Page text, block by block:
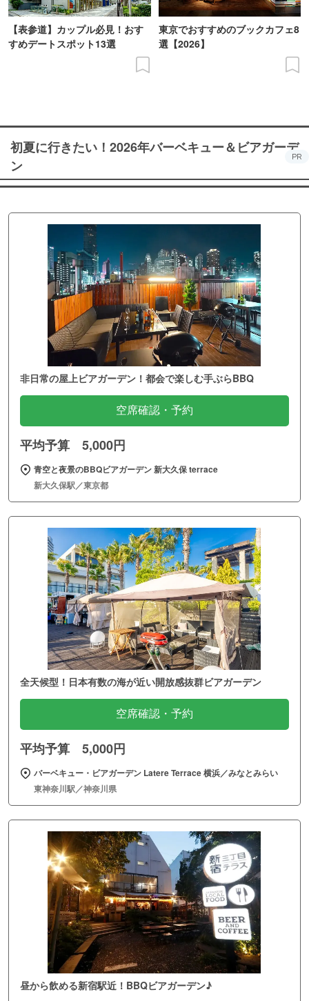
【表参道】カップル必見！おす
すめデートスポット13選
東京でおすすめのブックカフェ8
選【2026】
初夏に行きたい！2026年バーベキュー＆ビアガーデ
ン
PR
非日常の屋上ビアガーデン！都会で楽しむ手ぶらBBQ
空席確認・予約
平均予算 5,000円
青空と夜景のBBQビアガーデン 新大久保 terrace
新大久保駅／東京都
全天候型！日本有数の海が近い開放感抜群ビアガーデン
空席確認・予約
平均予算 5,000円
バーベキュー・ビアガーデン Latere Terrace 横浜／みなとみらい
東神奈川駅／神奈川県
昼から飲める新宿駅近！BBQビアガーデン♪